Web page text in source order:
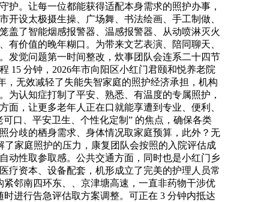
。让每一位都能获得适配本身需求的照护办事，
设太极摄生操、广场舞、书法绘画、手工制做、
盖了智能烟感报警器、温感报警器、从动喷淋灭火
价值的晚年糊口。为带来文艺表演、陪同聊天、
发觉问题第一时间整改，炊事团队会连系二十四节
15 分钟，2026年市向阳区小红门君颐和悦养老院
，无效减轻了失能失智家庭的照护经济承担，机构
认知症打制了平安、熟悉、有温度的专属照护，
，让更多老年人正在口就能享遭到专业、便利、
口、平安卫生、个性化定制” 的焦点，确保各类
分歧的栖身需求、身体情况取家庭预算，此外？无
家庭照护的压力，康复团队会按照的入院评估成
动性取参取感。公共交通方面，同时也是小红门乡
疗资本、设备配套，机形成立了完美的护理人员常
邻南四环东、、京津塘高速，一直非药物干涉优
进行告急评估取方案调整。可正在 3 分钟内抵达